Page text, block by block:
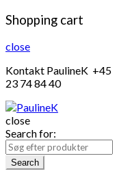
Shopping cart
close
Kontakt PaulineK +45
23 74 84 40
close
Search for:
Search